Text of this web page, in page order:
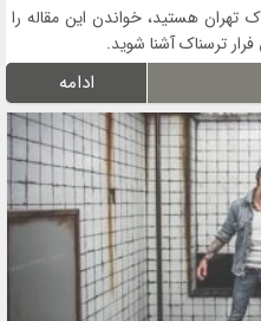
تهران هستید، خواندن این مقاله را
ترسناک آشنا شوید.
ادامه